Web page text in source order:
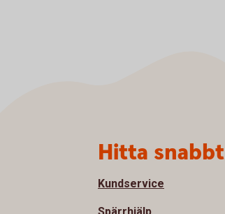
Hitta snabbt
Kundservice